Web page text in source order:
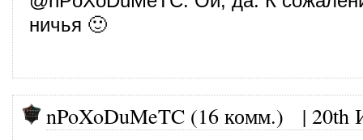
ничья 🙂
nPoXoDuMeTC (16 комм.) | 20th